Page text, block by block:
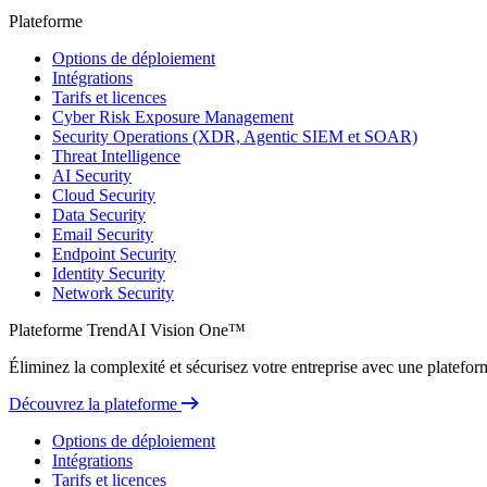
Plateforme
Options de déploiement
Intégrations
Tarifs et licences
Cyber Risk Exposure Management
Security Operations (XDR, Agentic SIEM et SOAR)
Threat Intelligence
AI Security
Cloud Security
Data Security
Email Security
Endpoint Security
Identity Security
Network Security
Plateforme TrendAI Vision One™
Éliminez la complexité et sécurisez votre entreprise avec une
Découvrez la plateforme
Options de déploiement
Intégrations
Tarifs et licences